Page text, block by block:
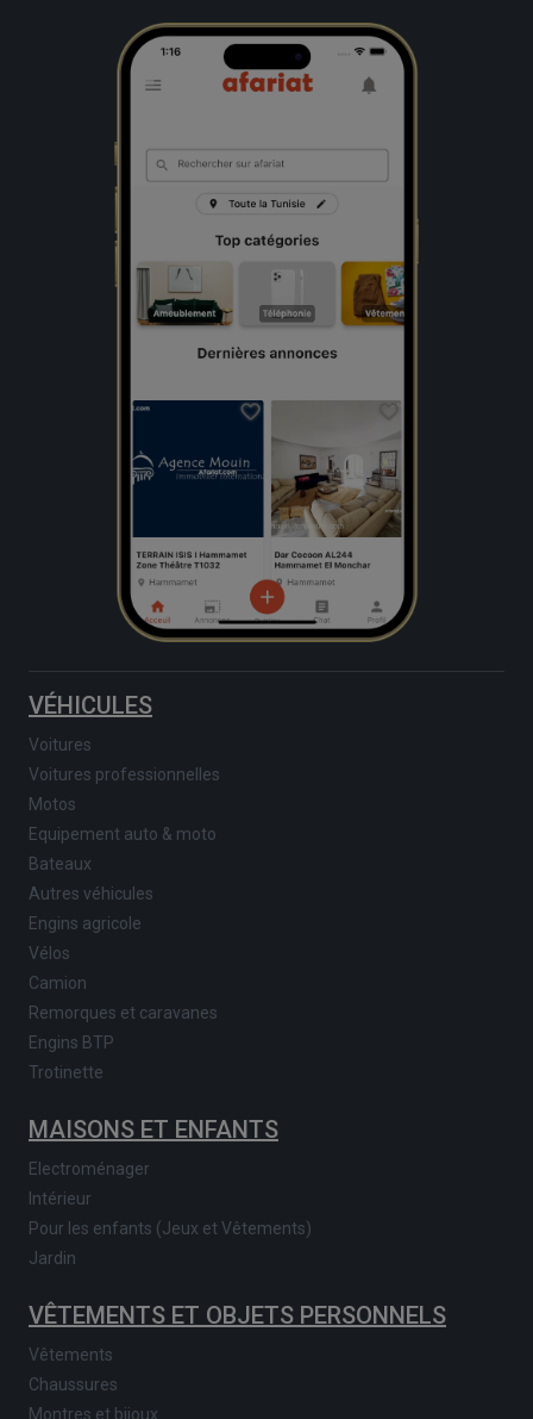
VÉHICULES
Voitures
Voitures professionnelles
Motos
Equipement auto & moto
Bateaux
Autres véhicules
Engins agricole
Vélos
Camion
Remorques et caravanes
Engins BTP
Trotinette
MAISONS ET ENFANTS
Electroménager
Intérieur
Pour les enfants (Jeux et Vêtements)
Jardin
VÊTEMENTS ET OBJETS PERSONNELS
Vêtements
Chaussures
Montres et bijoux